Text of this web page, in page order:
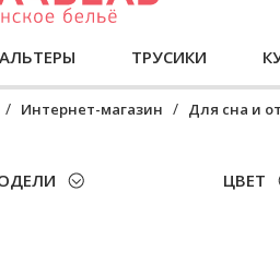
ТРУСИКИ
Интернет-магазин Для сна и
ЦВЕТ